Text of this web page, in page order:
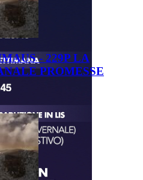
- 229P LA
PROMESSE